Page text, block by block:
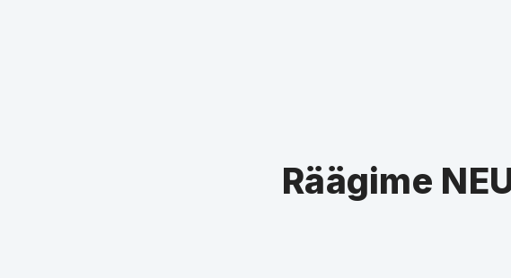
Räägime